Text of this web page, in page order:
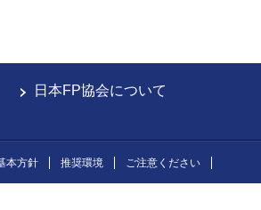
日本FP協会について
本方針 推奨環境 ご注意ください